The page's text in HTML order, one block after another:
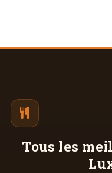
Tous les